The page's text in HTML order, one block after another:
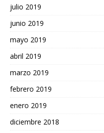
julio 2019
junio 2019
mayo 2019
abril 2019
marzo 2019
febrero 2019
enero 2019
diciembre 2018